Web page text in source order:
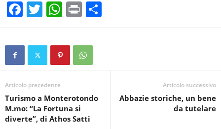
F
a
c
b
o
o
k
T
wi
tt
W
h
at
s
A
p
Pr
in
t
o
vi
Articolo precedente
Turismo a Monterotondo
M.mo: “La Fortuna si
diverte”, di Athos Satti
Articolo successivo
Abbazie storiche, un bene
da tutelare